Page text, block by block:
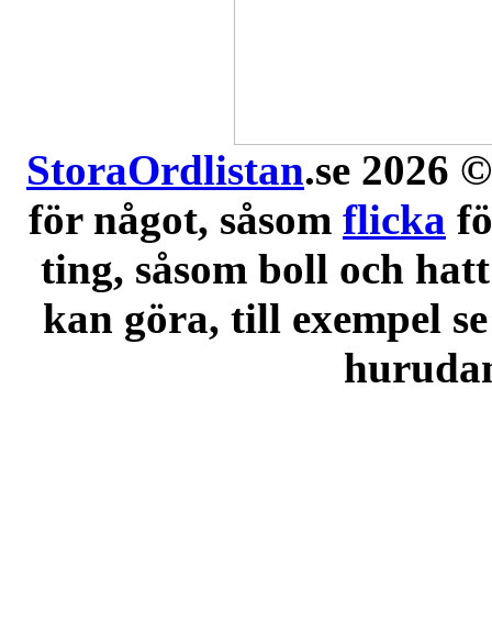
StoraOrdlistan.se 2026
för något, såsom flicka
ting, såsom boll och
kan göra, till exempel